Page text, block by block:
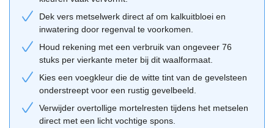
Verwerking kan zowel in wildverband als in halfsteensverband
plaatsvinden. Voor een deskundig advies over de juiste mortel en
kleurcombinaties kun je gebruikmaken van onzeadviestool
bezoek brengen aan onze showroom.
Dek vers metselwerk direct af om kalkuitbloei en
inwatering door regenval te voorkomen.
Houd rekening met een verbruik van ongeveer 76
stuks per vierkante meter bij dit waalformaat.
Kies een voegkleur die de witte tint van de gevelsteen
onderstreept voor een rustig gevelbeeld.
Verwijder overtollige mortelresten tijdens het metselen
direct met een licht vochtige spons.